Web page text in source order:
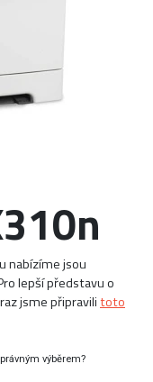
nabízíme jsou
lepší představu o
jsme připravilitoto
výběrem?